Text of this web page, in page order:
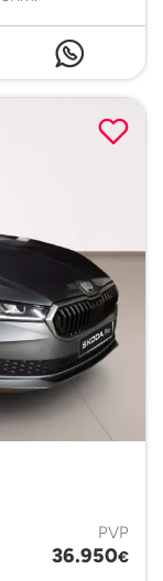
PVP
36.950€